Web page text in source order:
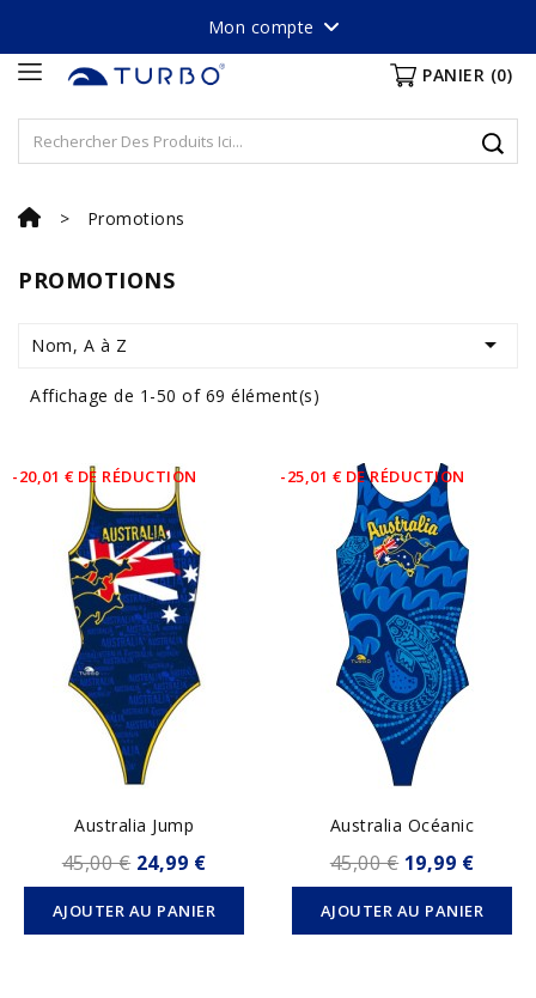
Mon compte
PANIER (0)
Promotions
PROMOTIONS
Nom, A à Z 
Affichage de 1-50 of 69 élément(s)
-20,01 € DE RÉDUCTION
Australia Jump
45,00 € 24,99 €
AJOUTER AU PANIER
-25,01 € DE RÉDUCTION
Australia Océanic
45,00 € 19,99 €
AJOUTER AU PANIER